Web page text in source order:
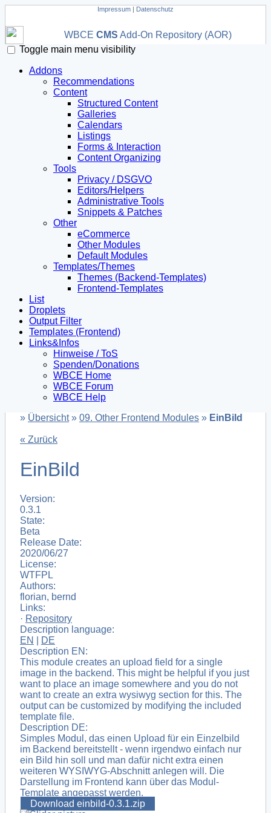
Impressum | Datenschutz
WBCE CMS Add-On Repository (AOR)
Toggle main menu visibility
Addons
Recommendations
Content
Structured Content
Galleries
Calendars
Listings
Forms & Interaction
Content Organizing
Tools
Privacy / DSGVO
Editors/Helpers
Administrative Tools
Snippets & Patches
Other
eCommerce
Other Modules
Default Modules
Templates/Themes
Themes (Backend-Templates)
Frontend-Templates
List
Droplets
Output Filter
Templates (Frontend)
Links&Infos
Hinweise / ToS
Spenden/Donations
WBCE Home
WBCE Forum
WBCE Help
» Übersicht» 09. Other Frontend Modules» EinBild
« Zurück
EinBild
Version:
0.3.1
State:
Beta
Release Date:
2020/06/27
License:
WTFPL
Authors:
florian, bernd
Links:
· Repository
Description language:
EN
DE
Description EN:
This module creates an upload field for a single
image in the backend. This might be helpful if you just
want to place an image somewhere and you do not
want to create an extra wysiwyg section for this. The
output can be customized by modifying the included
template file.
Description DE:
Simples Modul, das einen Upload für ein Einzelbild
im Backend bereitstellt - wenn irgendwo einfach nur
ein Bild hin soll und man dafür nicht extra einen
weiteren WYSIWYG-Abschnitt anlegen will. Die
Darstellung im Frontend kann über das Modul-
Template angepasst werden.
Download einbild-0.3.1.zip